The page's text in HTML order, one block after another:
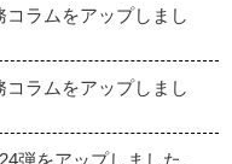
ラムをアップしまし
ラムをアップしまし
弾をアップしました。